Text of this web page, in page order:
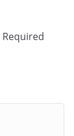
Required